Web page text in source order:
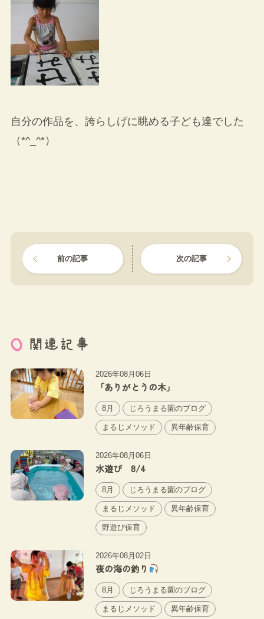
自分の作品を、誇らしげに眺める子ども達でした
（*^_^*）
前の記事 次の記事
関連記事
2026年08月06日
「ありがとうの木」
8月 じろうまる園のブログ
まるじメソッド 異年齢保育
2026年08月06日
水遊び 8/4
8月 じろうまる園のブログ
まるじメソッド 異年齢保育
野遊び保育
2026年08月02日
夜の海の釣り
8月 じろうまる園のブログ
まるじメソッド 異年齢保育